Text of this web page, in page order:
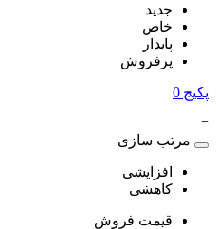
جدید
خاص
پایدار
پرفروش
پکیج 0
=
مرتب سازی
افزایشی
کاهشی
قیمت فروش